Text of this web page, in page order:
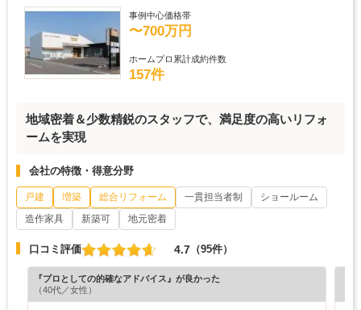
事例中心価格帯
〜700万円
ホームプロ累計成約件数
157件
地域密着＆少数精鋭のスタッフで、満足度の高いリフォ
ームを実現
会社の特徴・得意分野
戸建 増築 総合リフォーム 一貫担当者制
ショールーム
造作家具
新築可 地元密着
口コミ評価 4.7 （95件）
『プロとしての的確なアドバイス』が良かった
（40代／女性）